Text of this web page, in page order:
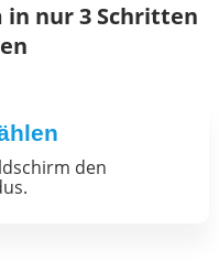
in nur 3 Schritten
den